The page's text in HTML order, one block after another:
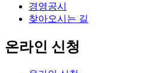
경영공시
찾아오시는 길
온라인 신청